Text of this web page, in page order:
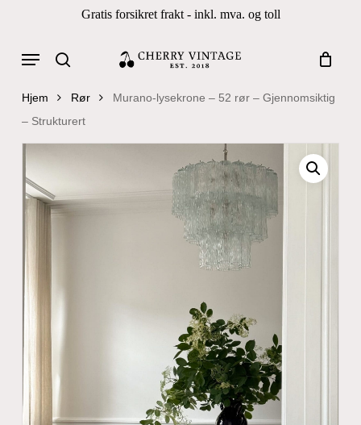
content
Gratis forsikret frakt - inkl. mva. og toll
Products search
Menu
Hjem Rør
Murano-lysekrone – 52 rør – Gjennomsiktig
– Strukturert